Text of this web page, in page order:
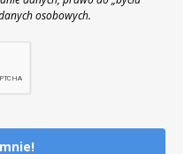
osobowych.